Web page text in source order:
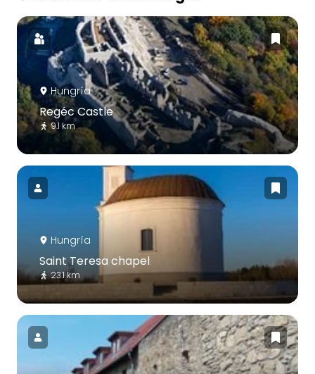
Hungría
Regéc Castle
9.1 km
Hungría
Saint Teresa chapel
23.1 km